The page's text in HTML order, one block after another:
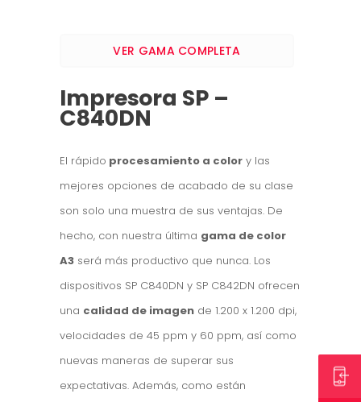
VER GAMA COMPLETA
Impresora SP –
C840DN
El rápido procesamiento a color y las
mejores opciones de acabado de su clase
son solo una muestra de sus ventajas. De
hecho, con nuestra última gama de color
A3 será más productivo que nunca. Los
dispositivos SP C840DN y SP C842DN ofrecen
una calidad de imagen de 1.200 x 1.200 dpi,
velocidades de 45 ppm y 60 ppm, así como
nuevas maneras de superar sus
expectativas. Además, como están